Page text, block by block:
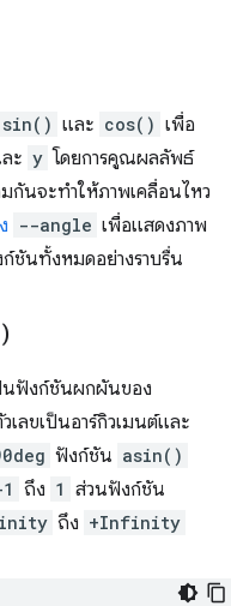
sin() และ cos() เพื่อ
ะ y โดยการคูณผลลัพธ์
กันจะทำให้ภาพเคลื่อนไหว
--angle เพื่อแสดงภาพ
ก์ชันทั้งหมดอย่างราบรื่น
)
นฟังก์ชันผกผันของ
เลขเป็นอาร์กิวเมนต์และ
ฟังก์ชัน asin()
ถึง 1 ส่วนฟังก์ชัน
ถึง +Infinity